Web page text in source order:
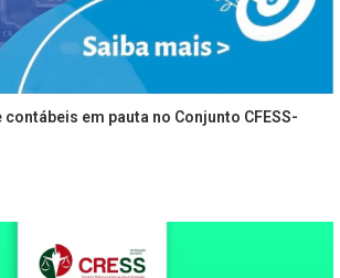
em pauta no Conjunto CFESS-